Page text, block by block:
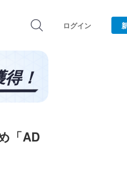
ログイン
「AD